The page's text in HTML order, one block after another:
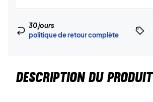
30 jours
politique de retour complète
DESCRIPTION DU PRODUIT